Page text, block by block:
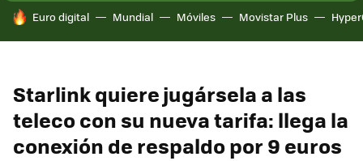
HOY SE HABLA DE
Euro digital Mundial Móviles Movistar Plus
Starlink quiere jugársela a las
teleco con su nueva tarifa: llega la
conexión de respaldo por 9 euros